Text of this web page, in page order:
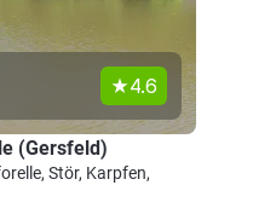
4.6
(Gersfeld)
Stör, Karpfen,